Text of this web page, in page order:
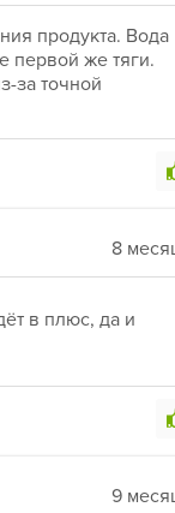
продукта. Вода
первой же тяги.
за точной
в плюс, да и